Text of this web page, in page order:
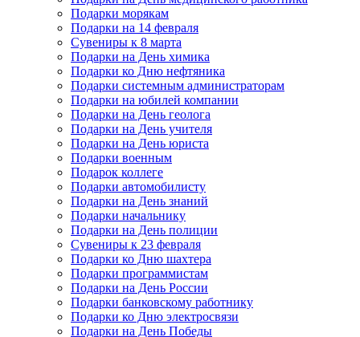
Подарки морякам
Подарки на 14 февраля
Сувениры к 8 марта
Подарки на День химика
Подарки ко Дню нефтяника
Подарки системным администраторам
Подарки на юбилей компании
Подарки на День геолога
Подарки на День учителя
Подарки на День юриста
Подарки военным
Подарок коллеге
Подарки автомобилисту
Подарки на День знаний
Подарки начальнику
Подарки на День полиции
Сувениры к 23 февраля
Подарки ко Дню шахтера
Подарки программистам
Подарки на День России
Подарки банковскому работнику
Подарки ко Дню электросвязи
Подарки на День Победы